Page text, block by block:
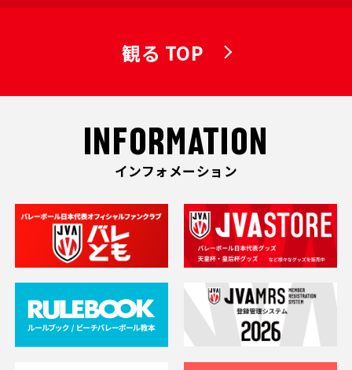
観る TOP
INFORMATION
インフォメーション